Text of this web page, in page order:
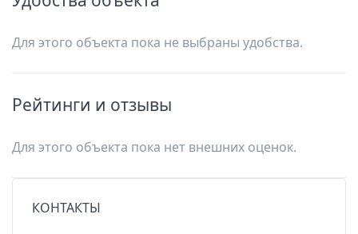
Для этого объекта пока не выбраны удобства.
Рейтинги и отзывы
Для этого объекта пока нет внешних оценок.
КОНТАКТЫ